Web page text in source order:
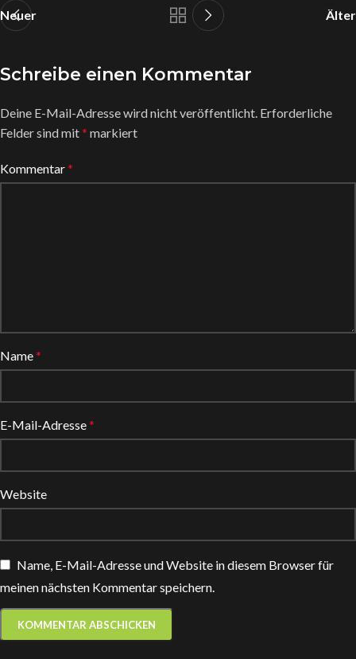
Neuer Älter
Schreibe einen Kommentar
Deine E-Mail-Adresse wird nicht veröffentlicht. Erforderliche
Felder sind mit* markiert
Kommentar*
Name*
E-Mail-Adresse*
Website
Name, E-Mail-Adresse und Website in diesem Browser für
meinen nächsten Kommentar speichern.